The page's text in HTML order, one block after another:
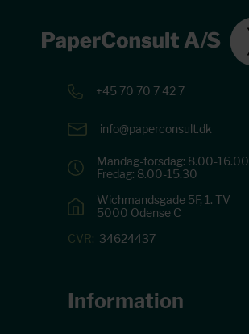
+45 70 70 7 42 7
info@paperconsult.dk
Mandag-torsdag: 8.00-16.00
Fredag: 8.00-15.30
Wichmandsgade 5F, 1. TV
5000 Odense C
CVR: 34624437
Information